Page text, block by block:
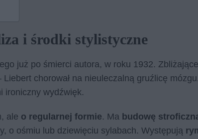
i środki stylistyczne
już po śmierci autora, w roku 1932.
chorował na nieuleczalną gruźlicę mózgu.
ironiczny wydźwięk.
ale o regularnej formie. Ma budowę
o ośmiu lub dziewięciu sylabach. Występują